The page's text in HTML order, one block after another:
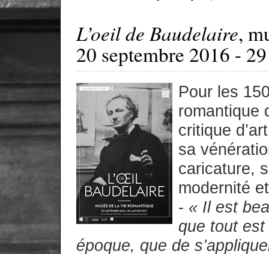
L’oeil de Baudelaire,
20 septembre 2016 -
Pour les
romantique
critique
sa
caricature,
modernité
- « Il est
que tout est
époque, que de